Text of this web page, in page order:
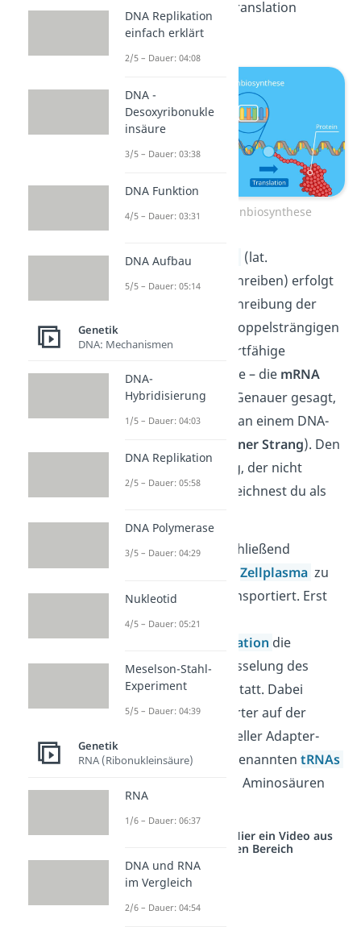
Transkription und Translation
einteilen.
Ablauf der Proteinbiosynthese
In derTranskription
(lat.
transcribere = umschreiben) erfolgt
zunächst eine Umschreibung der
Basensequenz der doppelsträngigen
DNA in eine transportfähige
einzelsträngige Kopie – die mRNA
(=messenger RNA). Genauer gesagt,
läuft der Schritt nur an einem DNA-
codogener Strang). Den
anderen DNA-Strang, der nicht
abgelesen wird, bezeichnest du als
Die mRNA wird anschließend
in dasZellplasma zu
denRibosomen
transportiert. Erst
dann findet in der
Translation die
eigentliche Entschlüsselung des
genetischen Codes statt. Dabei
werden die Codewörter auf der
mRNA mithilfe spezieller Adapter-
Moleküle — den sogenanntentRNAs
(transfer RNAs) — in Aminosäuren
Studyflix vernetzt: Hier ein Video aus
einem anderen Bereich
DNA Replikation
einfach erklärt
2/5 – Dauer: 04:08
DNA -
Desoxyribonukle
insäure
3/5 – Dauer: 03:38
DNA Funktion
4/5 – Dauer: 03:31
DNA Aufbau
5/5 – Dauer: 05:14
Genetik
DNA: Mechanismen
DNA-
Hybridisierung
1/5 – Dauer: 04:03
DNA Replikation
2/5 – Dauer: 05:58
DNA Polymerase
3/5 – Dauer: 04:29
Nukleotid
4/5 – Dauer: 05:21
Meselson-Stahl-
Experiment
5/5 – Dauer: 04:39
Genetik
RNA (Ribonukleinsäure)
RNA
1/6 – Dauer: 06:37
DNA und RNA
im Vergleich
2/6 – Dauer: 04:54